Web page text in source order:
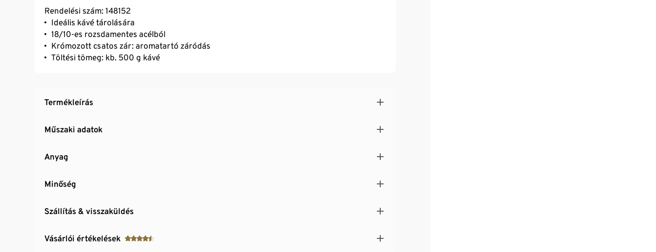
Rendelési szám: 148152
Ideális kávé tárolására
18/10-es rozsdamentes acélból
Krómozott csatos zár: aromatartó záródás
Töltési tömeg: kb. 500 g kávé
Termékleírás
Műszaki adatok
Anyag
Minőség
Szállítás & visszaküldés
Vásárlói értékelések